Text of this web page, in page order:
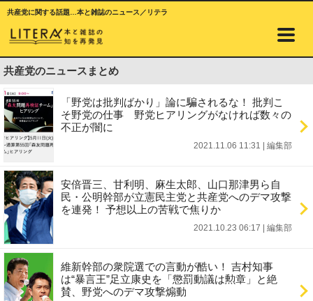
共産党に関する話題…本と雑誌のニュース／リテラ
共産党のニュースまとめ
「野党は批判ばかり」論に騙されるな！ 批判こ
そ野党の仕事 野党ヒアリングがなければ数々の
不正が闇に
2021.11.06 11:31 編集部
安倍晋三、甘利明、麻生太郎、山口那津男ら自
民・公明幹部が立憲民主党と共産党へのデマ攻撃
を連発！ 予想以上の苦戦で焦りか
2021.10.23 06:17 編集部
維新幹部の衆院選での言動が酷い！ 吉村知事
は“暴言王”足立康史を「懲罰動議は勲章」と絶
賛、野党へのデマ攻撃煽動